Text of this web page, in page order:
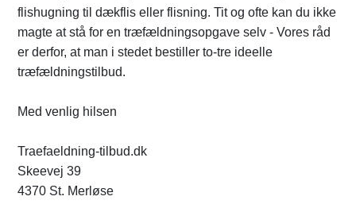
flishugning til dækflis eller flisning. Tit og ofte kan du ikke
magte at stå for en træfældningsopgave selv - Vores råd
er derfor, at man i stedet bestiller to-tre ideelle
træfældningstilbud.
Med venlig hilsen
Traefaeldning-tilbud.dk
Skeevej 39
4370 St. Merløse